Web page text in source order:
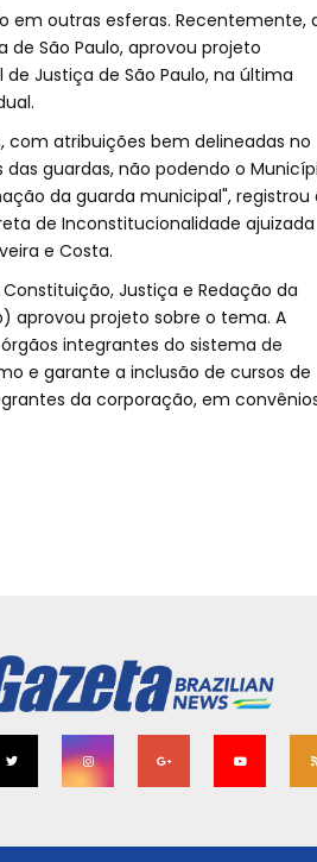
em outras esferas. Recentemente,
São Paulo, aprovou projeto
Justiça de São Paulo, na última
com atribuições bem delineadas no
guardas, não podendo o
da guarda municipal", registrou
de Inconstitucionalidade ajuizada
e Costa.
Justiça e Redação da
aprovou projeto sobre o tema. A
integrantes do sistema de
e garante a inclusão de cursos de
da corporação, em